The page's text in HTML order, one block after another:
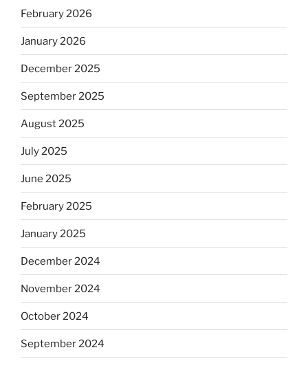
February 2026
January 2026
December 2025
September 2025
August 2025
July 2025
June 2025
February 2025
January 2025
December 2024
November 2024
October 2024
September 2024